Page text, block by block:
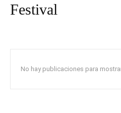
Festival
No hay publicaciones para